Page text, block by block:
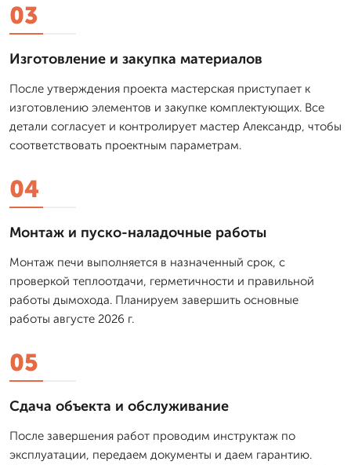
03
Изготовление и закупка материалов
После утверждения проекта мастерская приступает к
изготовлению элементов и закупке комплектующих. Все
детали согласует и контролирует мастер Александр, чтобы
соответствовать проектным параметрам.
04
Монтаж и пуско-наладочные работы
Монтаж печи выполняется в назначенный срок, с
проверкой теплоотдачи, герметичности и правильной
работы дымохода. Планируем завершить основные
работы августе 2026 г.
05
Сдача объекта и обслуживание
После завершения работ проводим инструктаж по
эксплуатации, передаем документы и даем гарантию.